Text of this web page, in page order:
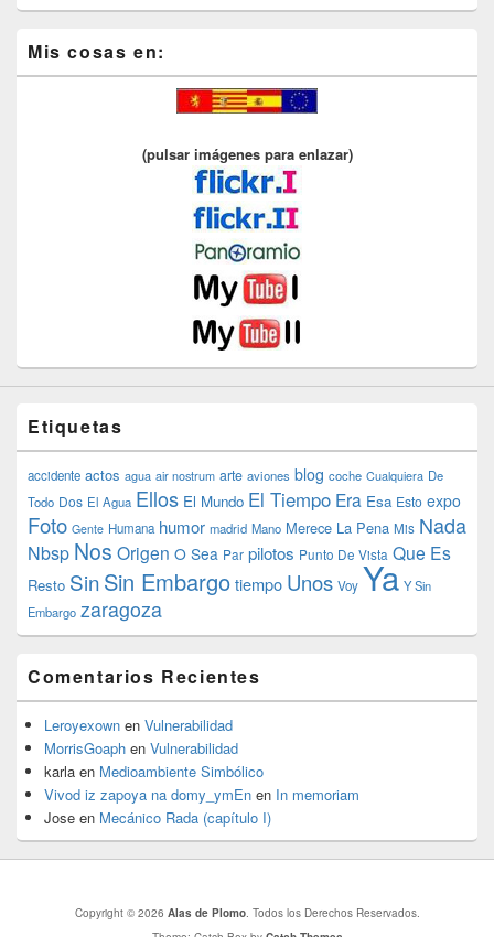
Mis cosas en:
(pulsar imágenes para enlazar)
Etiquetas
accidente actos agua air nostrum arte aviones blog coche Cualquiera De
Todo Dos El Agua Ellos El Mundo El Tiempo Era Esa Esto expo
Foto Gente Humana humor madrid Mano Merece La Pena Mis Nada
Nbsp Nos Origen O Sea Par pilotos Punto De Vista Que Es
Resto SinSin Embargotiempo Unos Voy Ya Y Sin
Embargo zaragoza
Comentarios Recientes
Leroyexown en Vulnerabilidad
MorrisGoaph en Vulnerabilidad
karla en Medioambiente Simbólico
Vivod iz zapoya na domy_ymEn en In memoriam
Jose en Mecánico Rada (capítulo I)
Copyright © 2026 Alas de Plomo. Todos los Derechos Reservados.